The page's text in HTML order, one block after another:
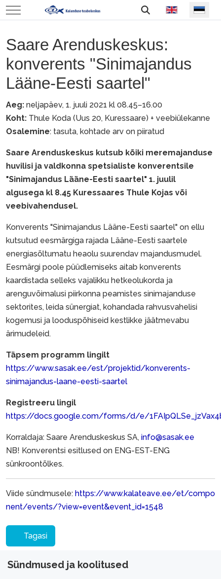
Mobile Menu Toggle Vali keel
Saare Arenduskeskus:
konverents "Sinimajandus
Lääne-Eesti saartel"
Aeg: neljapäev, 1. juuli 2021 kl 08.45–16.00
Koht: Thule Koda (Uus 20, Kuressaare) + veebiülekanne
Osalemine: tasuta, kohtade arv on piiratud
Saare Arenduskeskus kutsub kõiki meremajanduse
huvilisi ja valdkonna spetsialiste konverentsile
"Sinimajandus Lääne-Eesti saartel" 1. juulil
algusega kl 8.45 Kuressaares Thule Kojas või
veebivahendusel.
Konverents "Sinimajandus Lääne-Eesti saartel" on ellu
kutsutud eesmärgiga rajada Lääne-Eesti saartele
energiasõltumatu heaolu suurendav majandusmudel.
Eesmärgi poole püüdlemiseks aitab konverents
kaardistada selleks vajalikku hetkeolukorda ja
arenguvõimalusi piirkonna peamistes sinimajanduse
sektorites, leida sünergiat, kohandada rahvusvahelisi
kogemusi ja looduspõhiseid kestlikke jäätmevabu
ärimudeleid.
Täpsem programm lingilt
https://www.sasak.ee/est/projektid/konverents-
sinimajandus-laane-eesti-saartel
Registreeru lingil
https://docs.google.com/forms/d/e/
Korraldaja: Saare Arenduskeskus SA, info@sasak.ee
NB! Konverentsi esitlused on ENG-EST-ENG
sünkroontõlkes.
Viide sündmusele: https://www.kalateave.ee/et/compo
nent/events/?view=event&event_id=1548
Tagasi
Sündmused ja koolitused